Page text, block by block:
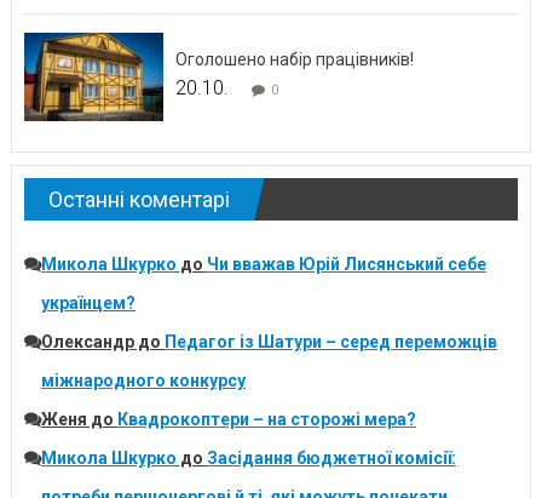
Оголошено набір працівників!
20.10. 0
Останні коментарі
Микола Шкурко до Чи вважав Юрій Лисянський себе
українцем?
Олександрдо Педагог із Шатури – серед переможців
міжнародного конкурсу
Женя до Квадрокоптери – на сторожі мера?
Микола Шкурко до Засідання бюджетної комісії: